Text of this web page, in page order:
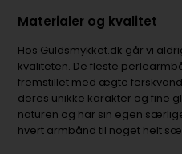
Materialer og kvalitet
Hos Guldsmykket.dk går vi
kvaliteten. De fleste
fremstillet med ægte
deres unikke karakter og fine
naturen og har sin egen
hvert armbånd til noget helt